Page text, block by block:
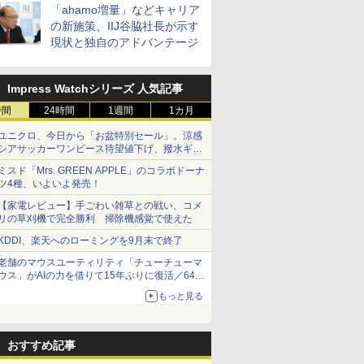
「ahamo増量」などキャリア
の新施策、IIJ谷脇社長が示す
現状と独自のアドバンテージ
Impress Watchシリーズ 人気記事
24時間 1週間 1カ月
ニクロ、今日から「お盆特別セール」。涼感
アサッカーワンピース待望値下げ、撥水ギア
ョーツは1990円に
スド「Mrs. GREEN APPLE」のコラボドーナ
4種、いよいよ発売！
家電レビュー】手ごわい雑草との戦い、コメ
の草刈機で完全勝利 掃除機感覚で使えた
、楽天へのローミングを9月末で終了
舗のマウスユーティリティ「チューチューマ
ス」がAIの力を借りて15年ぶりに復活／64bit
、Windows 10/11、「Chrome」も走り回
。復活記念で2026年末まで500円
もっと見る
おすすめ記事